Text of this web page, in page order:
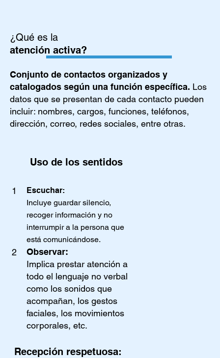
¿Qué es la
atención activa?
Conjunto de contactos organizados y
catalogados según una función específica. Los
datos que se presentan de cada contacto pueden
incluir: nombres, cargos, funciones, teléfonos,
dirección, correo, redes sociales, entre otras.
Uso de los sentidos
Recepción respetuosa:
Escuchar:
Incluye guardar silencio,
recoger información y no
interrumpir a la persona que
está comunicándose.
1
Observar:
Implica prestar atención a
todo el lenguaje no verbal
como los sonidos que
acompañan, los gestos
faciales, los movimientos
corporales, etc.
2